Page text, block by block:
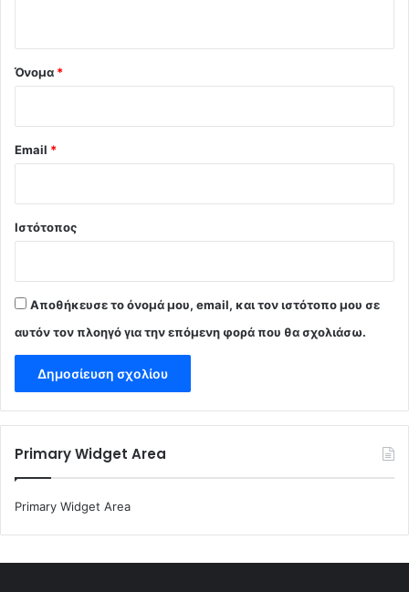
Όνομα *
Email *
Ιστότοπος
Αποθήκευσε το όνομά μου, email, και τον ιστότοπο μου σε
αυτόν τον πλοηγό για την επόμενη φορά που θα σχολιάσω.
Primary Widget Area
Primary Widget Area